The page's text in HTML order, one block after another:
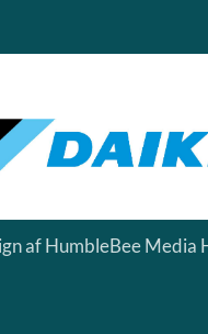
afHumbleBee Media